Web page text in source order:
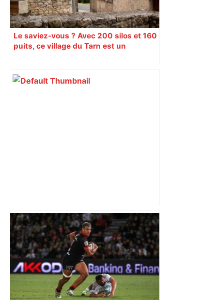
Le saviez-vous ? Avec 200 silos et 160
puits, ce village du Tarn est un
Prévisions météo du dimanche 4
janvier 2026 à Toulouse – 20 Minutes